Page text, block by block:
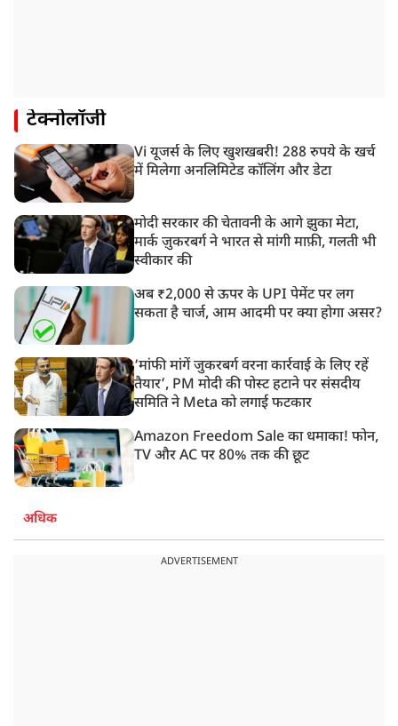
टेक्नोलॉजी
Vi यूजर्स के लिए खुशखबरी! 288 रुपये के खर्च
में मिलेगा अनलिमिटेड कॉलिंग और डेटा
मोदी सरकार की चेतावनी के आगे झुका मेटा,
मार्क ज़ुकरबर्ग ने भारत से मांगी माफ़ी, गलती भी
स्वीकार की
अब ₹2,000 से ऊपर के UPI पेमेंट पर लग
सकता है चार्ज, आम आदमी पर क्या होगा असर?
‘मांफी मांगें जुकरबर्ग वरना कार्रवाई के लिए रहें
तैयार’, PM मोदी की पोस्ट हटाने पर संसदीय
समिति ने Meta को लगाई फटकार
Amazon Freedom Sale का धमाका! फोन,
TV और AC पर 80% तक की छूट
अधिक
ADVERTISEMENT